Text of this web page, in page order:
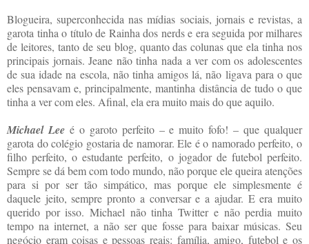
Blogueira, superconhecida nas mídias sociais, jornais e revistas, a
garota tinha o título de Rainha dos nerds e era seguida por milhares
de leitores, tanto de seu blog, quanto das colunas que ela tinha nos
principais jornais. Jeane não tinha nada a ver com os adolescentes
de sua idade na escola, não tinha amigos lá, não ligava para o que
eles pensavam e, principalmente, mantinha distância de tudo o que
tinha a ver com eles. Afinal, ela era muito mais do que aquilo.
Michael Leeé o garoto perfeito – e muito fofo! – que qualquer
garota do colégio gostaria de namorar. Ele é o namorado perfeito, o
filho perfeito, o estudante perfeito, o jogador de futebol perfeito.
Sempre se dá bem com todo mundo, não porque ele queira atenções
para si por ser tão simpático, mas porque ele simplesmente é
daquele jeito, sempre pronto a conversar e a ajudar. E era muito
querido por isso. Michael não tinha Twitter e não perdia muito
tempo na internet, a não ser que fosse para baixar músicas. Seu
negócio eram coisas e pessoas reais: família, amigo, futebol e os